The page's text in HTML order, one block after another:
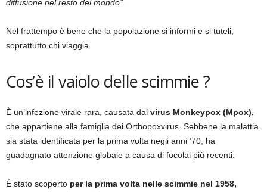
diffusione nel resto del mondo”.
Nel frattempo è bene che la popolazione si informi e si tuteli,
soprattutto chi viaggia.
Cos’è il vaiolo delle scimmie ?
È un’infezione virale rara, causata dal virus Monkeypox (Mpox),
che appartiene alla famiglia dei Orthopoxvirus. Sebbene la malattia
sia stata identificata per la prima volta negli anni ’70, ha
guadagnato attenzione globale a causa di focolai più recenti.
È stato scoperto per la prima volta nelle scimmie nel 1958,